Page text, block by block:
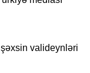
valideynləri